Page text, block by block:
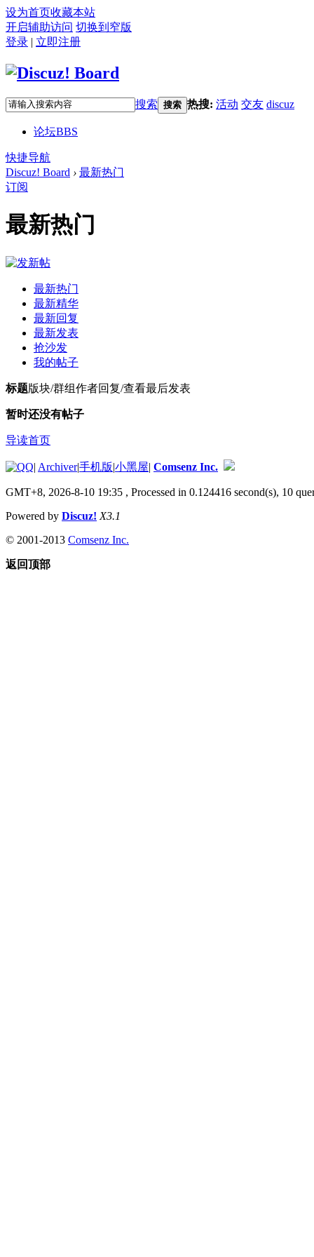
设为首页收藏本站
开启辅助访问 切换到窄版
登录 | 立即注册
搜索 搜索 热搜: 活动 交友 discuz
论坛BBS
快捷导航
Discuz! Board › 最新热门
订阅
最新热门
最新热门
最新精华
最新回复
最新发表
抢沙发
我的帖子
标题版块/群组作者回复/查看最后发表
暂时还没有帖子
导读首页
| Archiver|手机版|小黑屋| Comsenz Inc.
GMT+8, 2026-8-10 19:35 , Processed in 0.124416 second(s), 10
Powered by Discuz! X3.1
© 2001-2013 Comsenz Inc.
返回顶部